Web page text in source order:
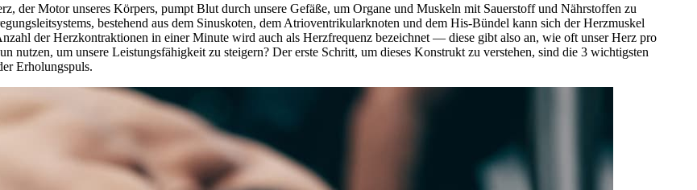
der Motor unseres Körpers, pumpt Blut durch unsere Gefäße, um Organe und Muskeln mit Sauerstoff und Nährstoffen zu
bestehend aus dem Sinuskoten, dem Atrioventrikularknoten und dem His-Bündel kann sich der Herzmuskel
der Herzkontraktionen in einer Minute wird auch als Herzfrequenz bezeichnet — diese gibt also an, wie oft unser Herz pro
um unsere Leistungsfähigkeit zu steigern? Der erste Schritt, um dieses Konstrukt zu verstehen, sind die 3 wichtigsten
Erholungspuls.